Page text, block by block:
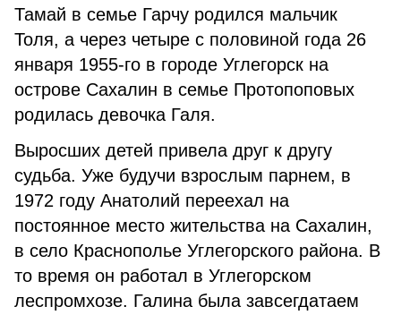
Тамай в семье Гарчу родился мальчик
Толя, а через четыре с половиной года 26
января 1955-го в городе Углегорск на
острове Сахалин в семье Протопоповых
родилась девочка Галя.
Выросших детей привела друг к другу
судьба. Уже будучи взрослым парнем, в
1972 году Анатолий переехал на
постоянное место жительства на Сахалин,
в село Краснополье Углегорского района. В
то время он работал в Углегорском
леспромхозе. Галина была завсегдатаем